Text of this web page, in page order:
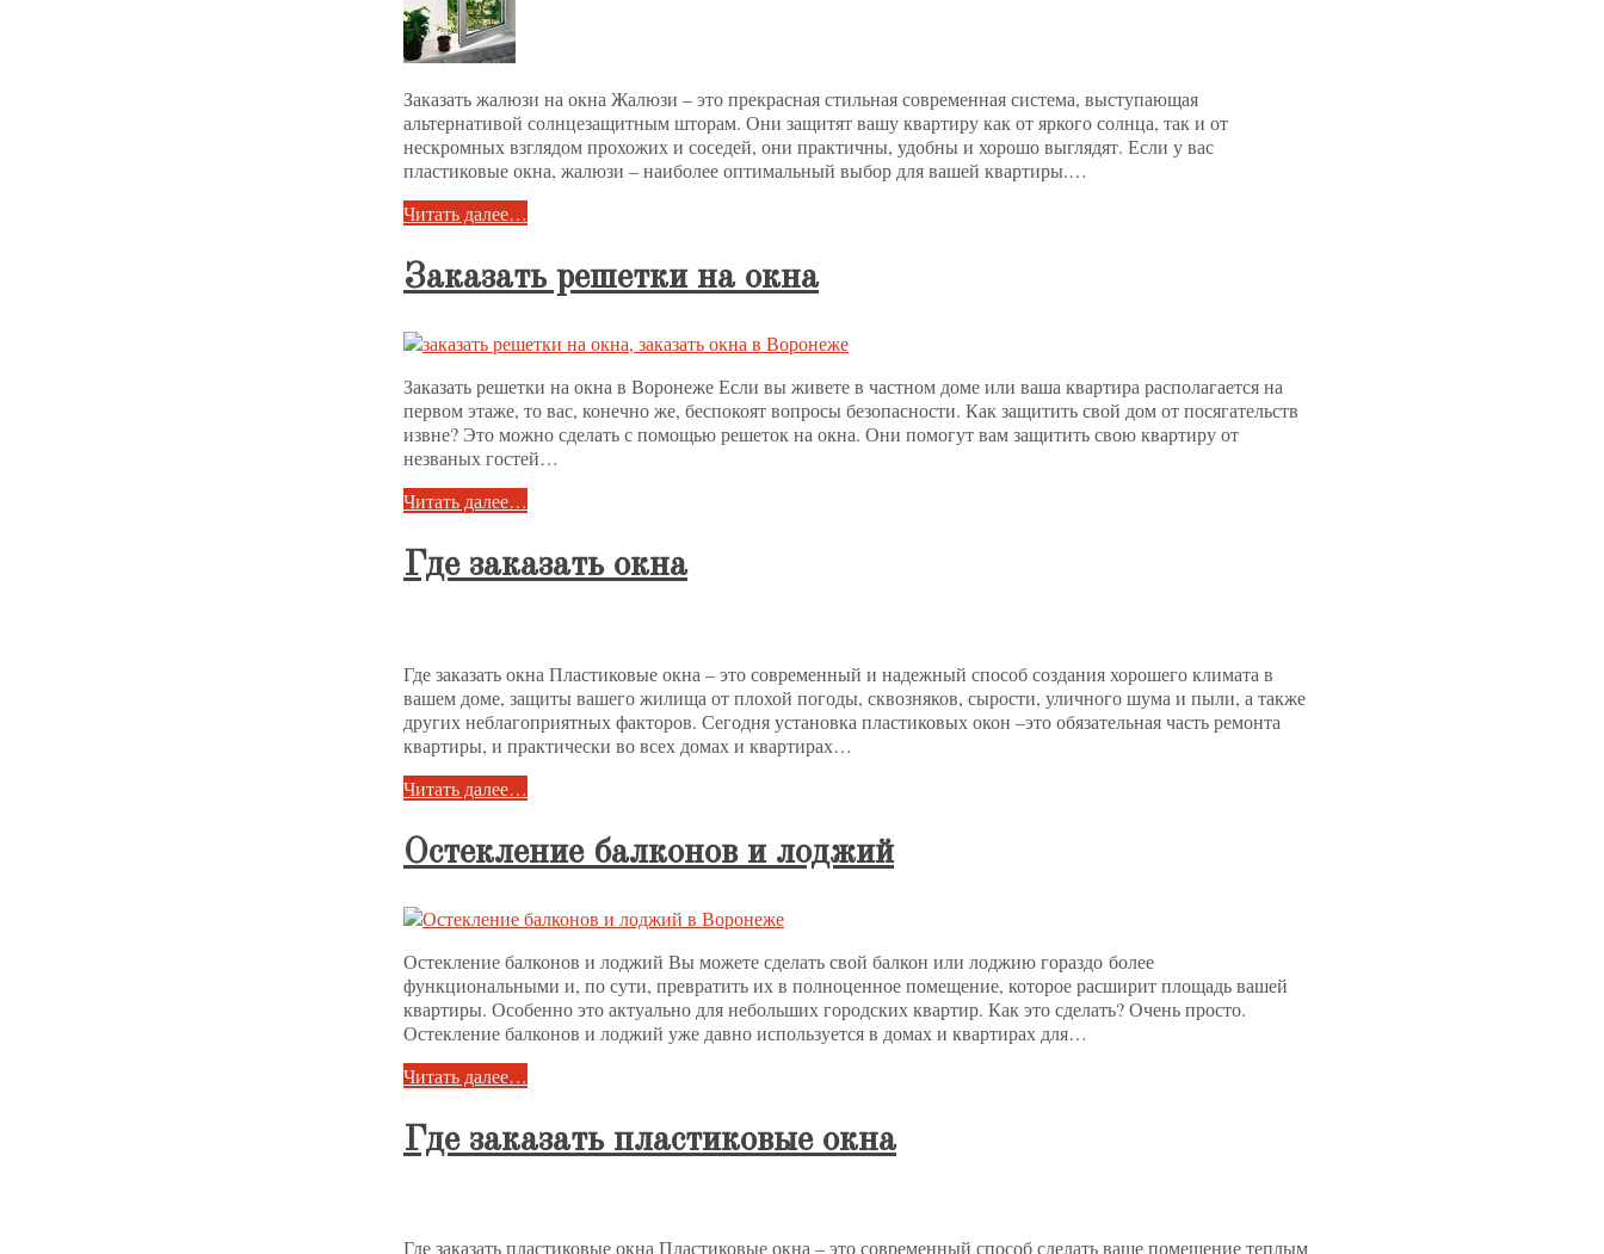
Заказать жалюзи на окна Жалюзи – это прекрасная стильная современная система, выступающая
альтернативой солнцезащитным шторам. Они защитят вашу квартиру как от яркого солнца, так и от
нескромных взглядом прохожих и соседей, они практичны, удобны и хорошо выглядят. Если у вас
пластиковые окна, жалюзи – наиболее оптимальный выбор для вашей квартиры.…
Читать далее…
Заказать решетки на окна
Заказать решетки на окна в Воронеже Если вы живете в частном доме или ваша квартира располагается на
первом этаже, то вас, конечно же, беспокоят вопросы безопасности. Как защитить свой дом от посягательств
извне? Это можно сделать с помощью решеток на окна. Они помогут вам защитить свою квартиру от
незваных гостей…
Читать далее…
Где заказать окна
Где заказать окна Пластиковые окна – это современный и надежный способ создания хорошего климата в
вашем доме, защиты вашего жилища от плохой погоды, сквозняков, сырости, уличного шума и пыли, а также
других неблагоприятных факторов. Сегодня установка пластиковых окон –это обязательная часть ремонта
квартиры, и практически во всех домах и квартирах…
Читать далее…
Остекление балконов и лоджий
Остекление балконов и лоджий Вы можете сделать свой балкон или лоджию гораздо более
функциональными и, по сути, превратить их в полноценное помещение, которое расширит площадь вашей
квартиры. Особенно это актуально для небольших городских квартир. Как это сделать? Очень просто.
Остекление балконов и лоджий уже давно используется в домах и квартирах для…
Читать далее…
Где заказать пластиковые окна
Где заказать пластиковые окна Пластиковые окна – это современный способ сделать ваше помещение теплым